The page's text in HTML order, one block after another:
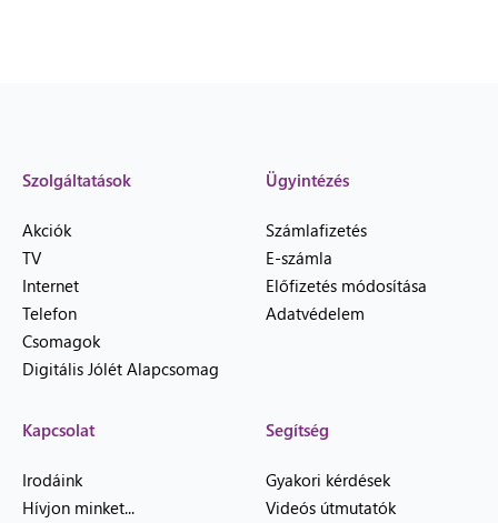
Szolgáltatások
Akciók
TV
Internet
Telefon
Csomagok
Digitális Jólét Alapcsomag
Ügyintézés
Számlafizetés
E-számla
Előfizetés módosítása
Adatvédelem
Kapcsolat
Irodáink
Hívjon minket...
Segítség
Gyakori kérdések
Videós útmutatók